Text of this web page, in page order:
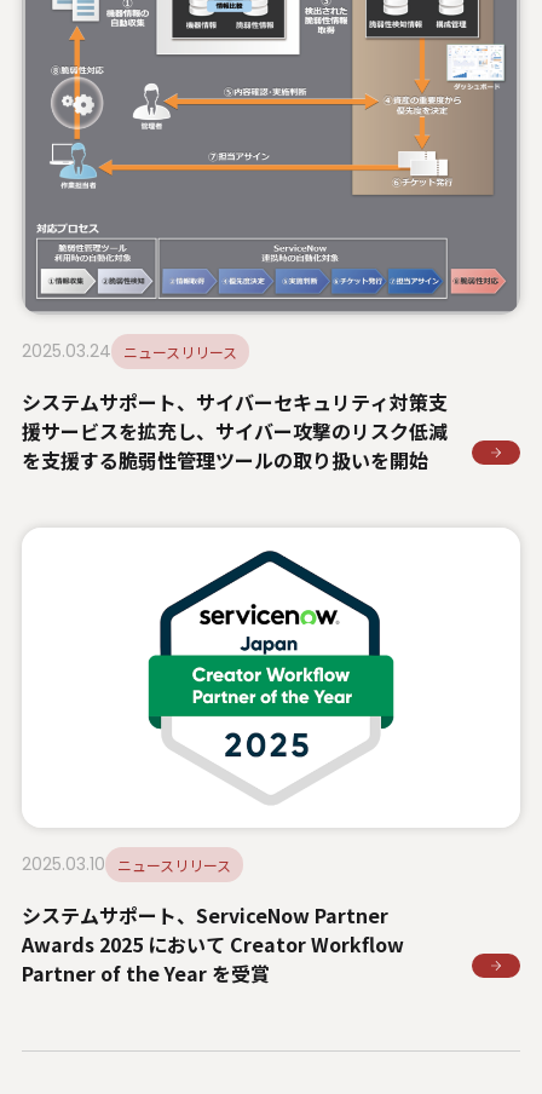
2025.03.24 ニュースリリース
システムサポート、サイバーセキュリティ対策支
援サービスを拡充し、サイバー攻撃のリスク低減
を支援する脆弱性管理ツールの取り扱いを開始
2025.03.10 ニュースリリース
システムサポート、ServiceNow Partner
Awards 2025 において Creator Workflow
Partner of the Year を受賞